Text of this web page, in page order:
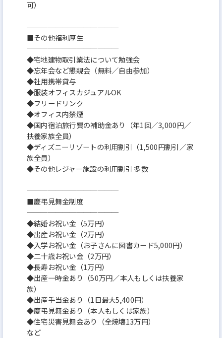
可）
─────────────
■その他福利厚生
─────────────
◆宅地建物取引業法について勉強会
◆忘年会など懇親会（無料／自由参加）
◆社用携帯貸与
◆服装オフィスカジュアルOK
◆フリードリンク
◆オフィス内禁煙
◆国内宿泊旅行費の補助金あり（年1回／3,000円／
扶養家族全員）
◆ディズニーリゾートの利用割引（1,500円割引／家
族全員）
◆その他レジャー施設の利用割引 多数
─────────────
■慶弔見舞金制度
─────────────
◆結婚お祝い金（5万円）
◆出産お祝い金（2万円）
◆入学お祝い金（お子さんに図書カード5,000円）
◆二十歳お祝い金（2万円）
◆長寿お祝い金（1万円）
◆出産一時金あり（50万円／本人もしくは扶養家
族）
◆出産手当金あり（1日最大5,400円）
◆慶弔見舞金あり（本人もしくは家族）
◆住宅災害見舞金あり（全焼壊13万円）
など